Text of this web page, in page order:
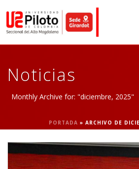
Noticias
Monthly Archive for: "diciembre, 2025"
PORTADA » ARCHIVO DE